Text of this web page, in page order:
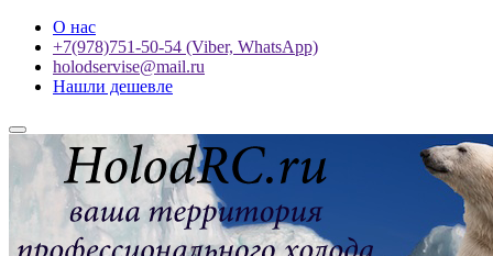
О нас
+7(978)751-50-54 (Viber, WhatsApp)
holodservise@mail.ru
Нашли дешевле